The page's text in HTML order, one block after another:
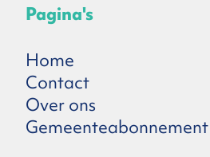
Pagina's
Home
Contact
Over ons
Gemeenteabonnement